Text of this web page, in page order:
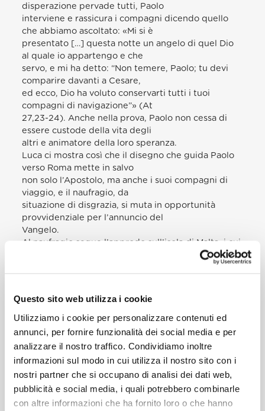
Questo sito web utilizza i cookie
Utilizziamo i cookie per personalizzare contenuti ed
annunci, per fornire funzionalità dei social media e per
analizzare il nostro traffico. Condividiamo inoltre
informazioni sul modo in cui utilizza il nostro sito con i
nostri partner che si occupano di analisi dei dati web,
pubblicità e social media, i quali potrebbero combinarle
con altre informazioni che ha fornito loro o che hanno
disperazione pervade tutti, Paolo
interviene e rassicura i compagni dicendo quello
che abbiamo ascoltato: «Mi si è
presentato […] questa notte un angelo di quel Dio
al quale io appartengo e che
servo, e mi ha detto: “Non temere, Paolo; tu devi
comparire davanti a Cesare,
ed ecco, Dio ha voluto conservarti tutti i tuoi
compagni di navigazione”» (At
27,23-24). Anche nella prova, Paolo non cessa di
essere custode della vita degli
altri e animatore della loro speranza.
Luca ci mostra così che il disegno che guida Paolo
verso Roma mette in salvo
non solo l’Apostolo, ma anche i suoi compagni di
viaggio, e il naufragio, da
situazione di disgrazia, si muta in opportunità
provvidenziale per l’annuncio del
Vangelo.
Al naufragio segue l’approdo sull’isola di Malta, i cui
premurosa accoglienza. I maltesi sono bravi, sono
un falò per assicurare ai
naufraghi un po’ di calore e di sollievo. Anche qui
Paolo, da vero discepolo di
Cristo, si mette a servizio per alimentare il fuoco
subisce alcun danno: la gente,
guardando questo, dice: “Ma questo dev’essere un
grande malfattore perché si